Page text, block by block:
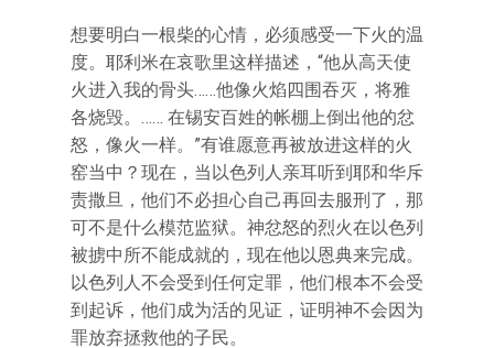
想要明白一根柴的心情，必须感受一下火的温
度。耶利米在哀歌里这样描述，“他从高天使
火进入我的骨头……他像火焰四围吞灭，将雅
各烧毁。…… 在锡安百姓的帐棚上倒出他的忿
怒，像火一样。”有谁愿意再被放进这样的火
窑当中？现在，当以色列人亲耳听到耶和华斥
责撒旦，他们不必担心自己再回去服刑了，那
可不是什么模范监狱。神忿怒的烈火在以色列
被掳中所不能成就的，现在他以恩典来完成。
以色列人不会受到任何定罪，他们根本不会受
到起诉，他们成为活的见证，证明神不会因为
罪放弃拯救他的子民。